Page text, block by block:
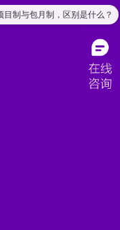
目制与包月制，区别是什么？